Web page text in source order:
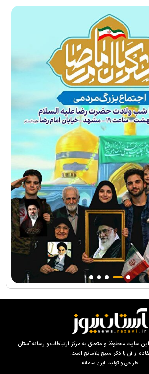
سایت محفوظ و متعلق به مرکز ارتباطات و رسانه آستان
از آن با ذکر منبع بلامانع است.
طراحی و تولید: ایران سامانه